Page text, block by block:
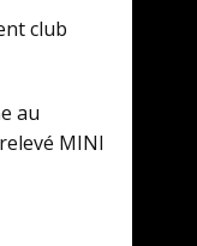
club
au
MINI